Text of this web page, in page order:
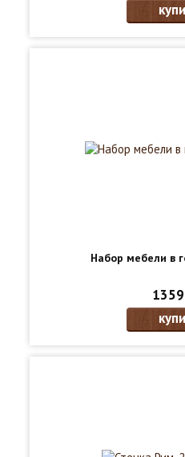
Набор мебели в